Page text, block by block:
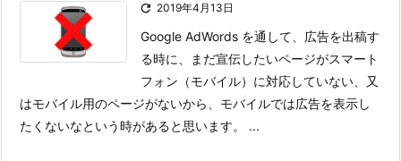
 2019年4月13日
Google AdWords を通して、広告を出稿す
る時に、まだ宣伝したいページがスマート
フォン（モバイル）に対応していない、又
はモバイル用のページがないから、モバイルでは広告を表示し
たくないなという時があると思います。
...